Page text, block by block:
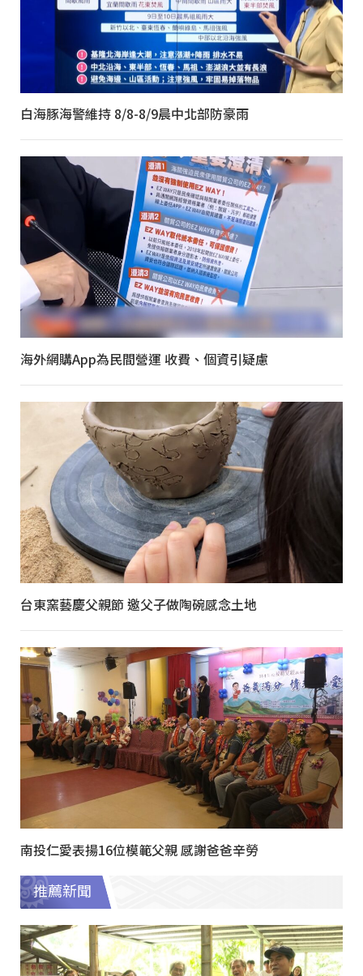
白海豚海警維持 8/8-8/9晨中北部防豪雨
海外網購App為民間營運 收費、個資引疑慮
台東窯藝慶父親節 邀父子做陶碗感念土地
南投仁愛表揚16位模範父親 感謝爸爸辛勞
推薦新聞